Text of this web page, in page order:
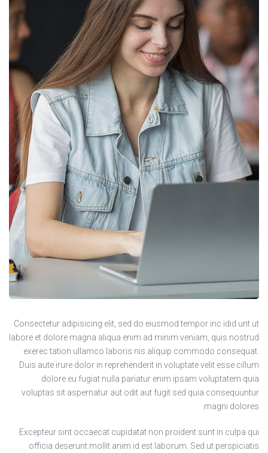
Consectetur adipisicing elit, sed do eiusmod tempor inc idid unt ut
labore et dolore magna aliqua enim ad minim veniam, quis nostrud
exerec tation ullamco laboris nis aliquip commodo consequat.
Duis aute irure dolor in reprehenderit in voluptate velit esse cillum
dolore eu fugiat nulla pariatur enim ipsam voluptatem quia
voluptas sit aspernatur aut odit aut fugit sed quia consequuntur
magni dolores.
Excepteur sint occaecat cupidatat non proident sunt in culpa qui
officia deserunt mollit anim id est laborum. Sed ut perspiciatis